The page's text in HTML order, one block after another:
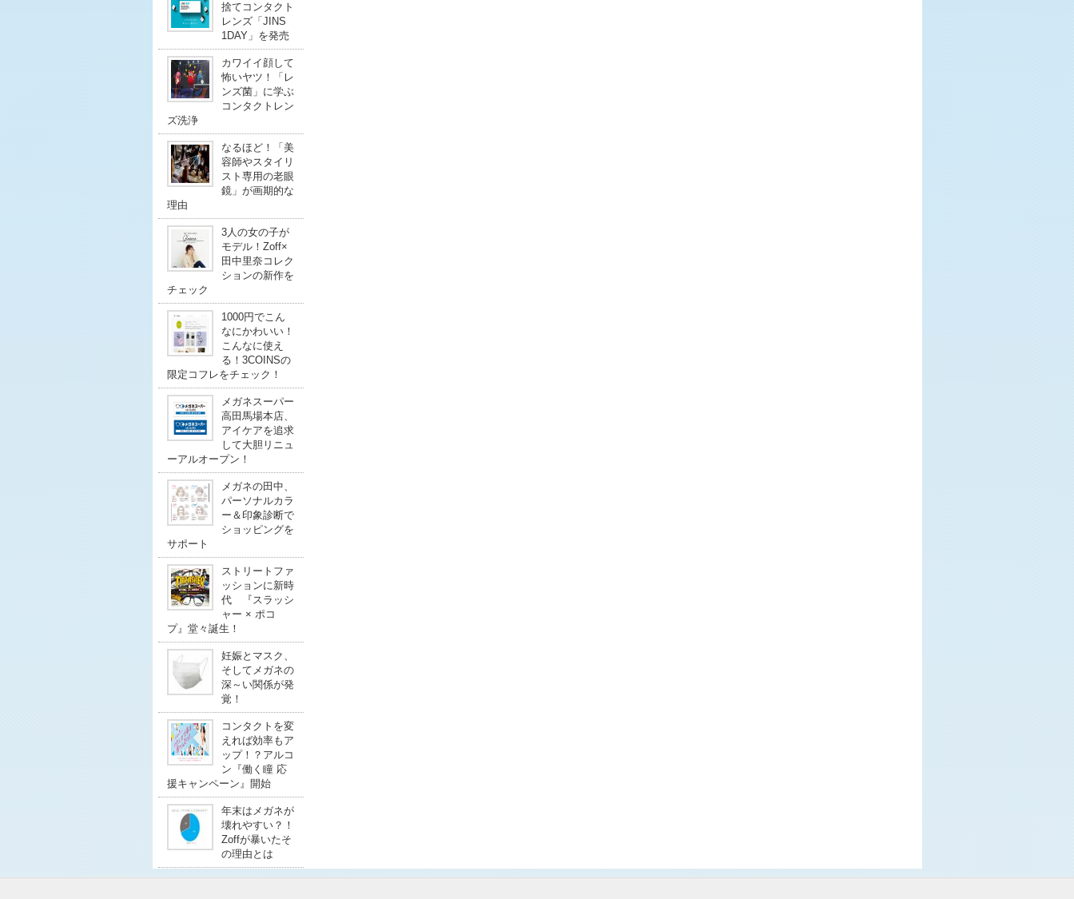
捨てコンタクト
レンズ「JINS
1DAY」を発売
カワイイ顔して
怖いヤツ！「レ
ンズ菌」に学ぶ
コンタクトレン
ズ洗浄
なるほど！「美
容師やスタイリ
スト専用の老眼
鏡」が画期的な
理由
3人の女の子が
モデル！Zoff×
田中里奈コレク
ションの新作を
チェック
1000円でこん
なにかわいい！
こんなに使え
る！3COINSの
限定コフレをチェック！
メガネスーパー
高田馬場本店、
アイケアを追求
して大胆リニュ
ーアルオープン！
メガネの田中、
パーソナルカラ
ー＆印象診断で
ショッピングを
サポート
ストリートファ
ッションに新時
代 『スラッシ
ャー × ポコ
プ』堂々誕生！
妊娠とマスク、
そしてメガネの
深～い関係が発
覚！
コンタクトを変
えれば効率もア
ップ！？アルコ
ン『働く瞳 応
援キャンペーン』開始
年末はメガネが
壊れやすい？！
Zoffが暴いたそ
の理由とは